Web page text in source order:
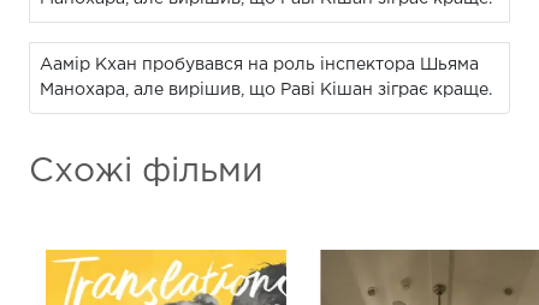
Аамір Кхан пробувався на роль інспектора Шьяма
Манохара, але вирішив, що Раві Кішан зіграє краще.
Схожі фільми